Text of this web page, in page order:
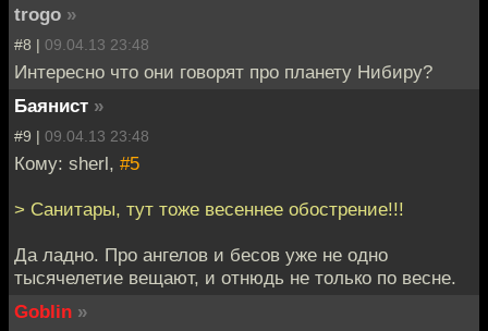
trogo »
#8 | 09.04.13 23:48
Интересно что они говорят про планету Нибиру?
Баянист »
#9 | 09.04.13 23:48
Кому: sherl, #5
> Санитары, тут тоже весеннее обострение!!!
Да ладно. Про ангелов и бесов уже не одно
тысячелетие вещают, и отнюдь не только по весне.
Goblin »